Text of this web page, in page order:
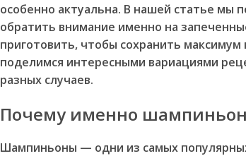
особенно актуальна. В нашей статье мы
обратить внимание именно на
приготовить, чтобы сохранить максимум
поделимся интересными вариациями
разных случаев.
Почему именно
Шампиньоны — одни из самых